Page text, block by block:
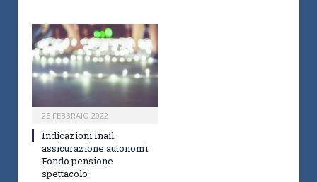
25 FEBBRAIO 2022
Indicazioni Inail
assicurazione autonomi
Fondo pensione
spettacolo